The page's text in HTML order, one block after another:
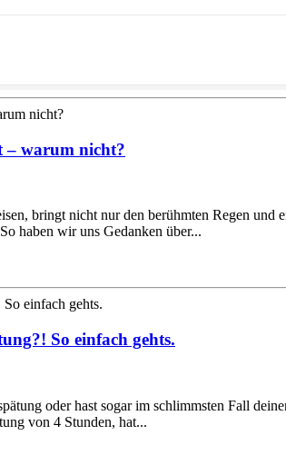
– warum nicht?
bringt nicht nur den berühmten Regen
haben wir uns Gedanken über...
So einfach gehts.
oder hast sogar im schlimmsten Fall
von 4 Stunden, hat...